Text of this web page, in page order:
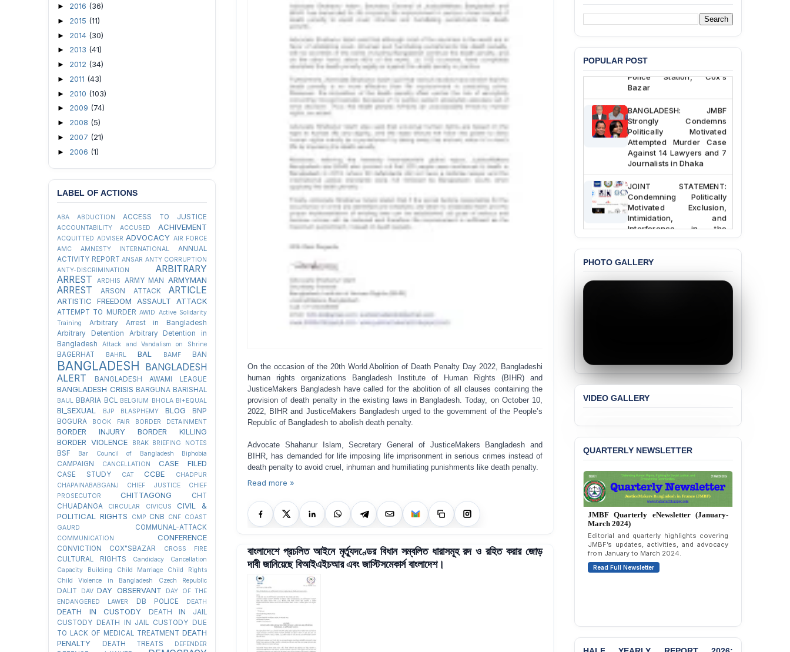
On the occasion of the 20th World Abolition of Death Penalty Day 2022, Bangladeshi
human rights organizations Bangladesh Institute of Human Rights (BIHR) and
JusticeMakers Bangladesh have called for the abolition of all clauses containing the
provision of death penalty in the existing laws in Bangladesh. Today, on October 10,
2022, BIHR and JusticeMakers Bangladesh urged to the government of the People’s
Republic of Bangladesh to abolish death penalty.
Advocate Shahanur Islam, Secretary General of JusticeMakers Bangladesh and
BIHR, has demanded for life imposing life imprisonment in serious crimes instead of
death penalty to avoid cruel, inhuman and humiliating punishments like death penalty.
Read more »
বাংলাদেশে প্রচলিত আইনে মৃর্ত্যুদণ্ডের বিধান সম্বলিত ধারাসমূহ রদ ও রহিত করার জোড়
দাবী জানিয়েছে বিআইএইচআর এবং জাস্টিসমেকার্স বাংলাদেশ।
► 2016 (36)
► 2015 (11)
► 2014 (30)
► 2013 (41)
► 2012 (34)
► 2011 (43)
► 2010 (103)
► 2009 (74)
► 2008 (5)
► 2007 (21)
► 2006 (1)
LABEL OF ACTIONS
ABA ABDUCTION ACCESS TO JUSTICE
ACCOUNTABILITY ACCUSED ACHIVEMENT
ACQUITTED ADVISER ADVOCACY AIR FORCE
AMC
AMNESTY INTERNATIONAL
ANNUAL
ACTIVITY REPORT ANSAR ANTY CORRUPTION
ANTY-DISCRIMINATION
ARBITRARY
ARREST
ARDHIS ARMY MAN ARMYMAN
ARREST ARSON ATTACK ARTICLE
ARTISTIC FREEDOM ASSAULT ATTACK
ATTEMPT TO MURDER AWID Active Solidarity
Training
Arbitrary Arrest in Bangladesh
Arbitrary Detention
Arbitrary Detention in
Bangladesh
Attack and Vandalism on Shrine
BAGERHAT BAHRL BAL BAMF BAN
BANGLADESH
BANGLADESH
ALERT
BANGLADESH AWAMI LEAGUE
BANGLADESH CRISIS BARGUNA BARISHAL
BAUL BBARIA BCL BELGIUM BHOLA BI+EQUAL
BI_SEXUAL BJP BLASPHEMY BLOG
BNP
BOGURA
BOOK FAIR BORDER DETAINMENT
BORDER INJURY
BORDER KILLING
BORDER VIOLENCE
BRAK BRIEFING NOTES
BSF Bar Council of Bangladesh Biphobia
CAMPAIGN CANCELLATION CASE FILED
CASE STUDY CAT CCBE
CHADPUR
CHAPAINABABGANJ
CHIEF JUSTICE
CHIEF
PROSECUTOR
CHITTAGONG
CHT
CHUADANGA
CIRCULAR CIVICUS
CIVIL &
POLITICAL RIGHTS
CMP CNB CNF COAST
GAURD
COMMUNAL-ATTACK
COMMUNICATION CONFERENCE
CONVICTION COX"SBAZAR CROSS FIRE
CULTURAL RIGHTS
Candidacy Cancellation
Capacity Building
Child Marriage
Child Rights
Child Violence in Bangladesh
Czech Republic
DALIT DAV DAY OBSERVANT
DAY OF THE
ENDANGERED LAWER
DB POLICE DEATH
DEATH IN CUSTODY
DEATH IN JAIL
CUSTODY
DEATH IN JAIL CUSTODY DUE
TO LACK OF MEDICAL TREATMENT DEATH
PENALTY
DEATH TREATS DEFENDER
POPULAR POST
JMBF Deeply Concerned
Custody at Chakaria
Police Station, Cox’s
Bazar
BANGLADESH: JMBF
Strongly Condemns
Politically Motivated
Attempted Murder Case
Against 14 Lawyers and 7
Journalists in Dhaka
JOINT STATEMENT:
Condemning Politically
Motivated Exclusion,
Intimidation, and
Interference in the
Democratic Governance
BANGLADESH ALERT:
BANGLADESH ALERT:
JMBF Expresses Deep
Concern over the
Passage of a Bill Granting
Liabilities to July
Protesters
BANGLADESH ALERT:
JMBF Strongly Condemns
the Expulsion of a
Transgender Woman from
the Chhatra Dal
Committee
BANGLADESH: Call for
Immediate Release of
Unlawful, Politically
Motivated Arrests of
PRESS RELEASE: JMBF
Releases State of
LGBTQI+ Rights in
PHOTO GALLERY
VIDEO GALLERY
QUARTERLY NEWSLETTER
JMBF Quarterly eNewsletter (October-
December 2023)
Quarterly overview of JMBF’s advocacy,
outreach, and organizational work from
October to December 2023.
Read Full Newsletter